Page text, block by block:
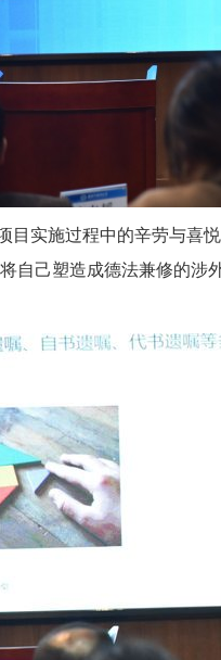
目实施过程中的辛劳与喜
自己塑造成德法兼修的